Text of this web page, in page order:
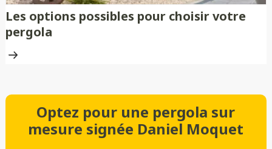
Les options possibles pour choisir votre
pergola
Optez pour une pergola sur
mesure signée Daniel Moquet